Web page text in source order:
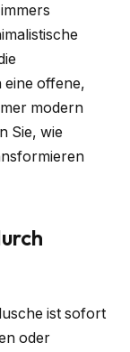
eine offene,
modern
Sie, wie
ist sofort
oder